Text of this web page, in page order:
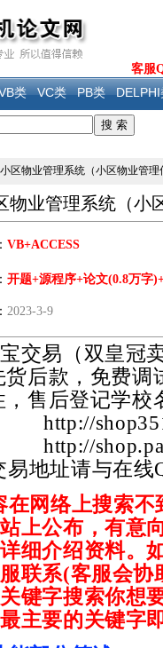
客服
类 VC类 PB类 DELPHI
区物业管理系统（小区物业管理
物业管理系统（小
VB+ACCESS
开题+源程序+论文(0.8万字
： 2023-3-9
易（双皇冠
后款，免费调
售后登记学校
： http://
： http://
地址请与在线
在网络上搜索
上公布，有意
细介绍资料。
联系(客服会
键字搜索你想
主要的关键字